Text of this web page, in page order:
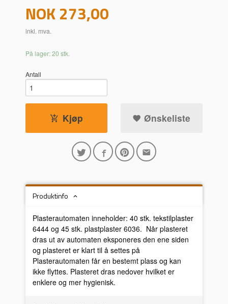
Pris
NOK273,00
inkl. mva.
På lager: 20 stk.
Antall
Kjøp Ønskeliste
Produktinfo
Plasterautomaten inneholder: 40 stk. tekstilplaster
6444 og 45 stk. plastplaster 6036. Når plasteret
dras ut av automaten eksponeres den ene siden
og plasteret er klart til å settes på
Plasterautomaten får en bestemt plass og kan
ikke flyttes. Plasteret dras nedover hvilket er
enklere og mer hygienisk.